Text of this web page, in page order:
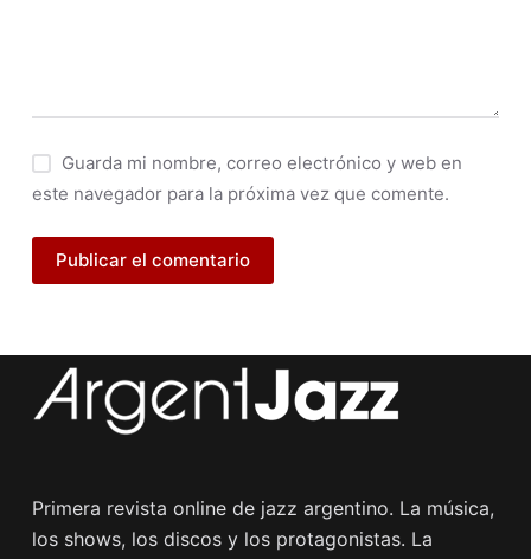
Guarda mi nombre, correo electrónico y web en
este navegador para la próxima vez que comente.
Publicar el comentario
Primera revista online de jazz argentino. La música,
los shows, los discos y los protagonistas. La